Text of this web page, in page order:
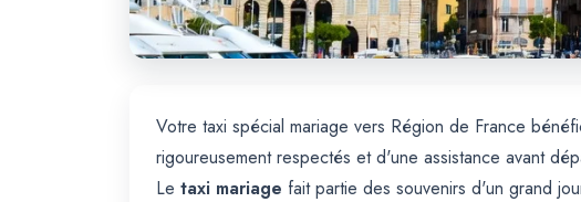
Votre taxi spécial mariage vers Région de France
rigoureusement respectés et d'une assistance avant
Le taxi mariage fait partie des souvenirs d'un grand